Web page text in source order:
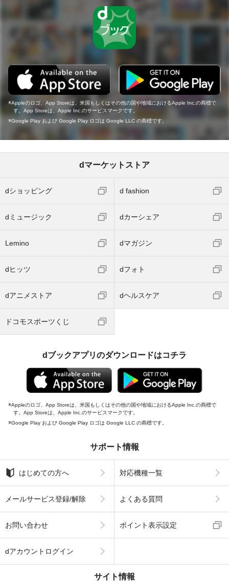
Appleのロゴ、App Storeは、米国もしくはその他の国や地域におけるApple Inc.の商標で
す。App Storeは、Apple Inc.のサービスマークです。
Google Play および Google Play ロゴは Google LLC の商標です。
dマーケットストア
dショッピング d fashion
dミュージック dカーシェア
Lemino dマガジン
dヒッツ dフォト
dアニメストア dヘルスケア
ドコモスポーツくじ
dブックアプリのダウンロードはコチラ
Appleのロゴ、App Storeは、米国もしくはその他の国や地域におけるApple Inc.の商標で
す。App Storeは、Apple Inc.のサービスマークです。
Google Play および Google Play ロゴは Google LLC の商標です。
サポート情報
はじめての方へ 対応機種一覧
メールサービス登録/解除 よくある質問
お問い合わせ ポイント表示設定
dアカウントログイン
サイト情報